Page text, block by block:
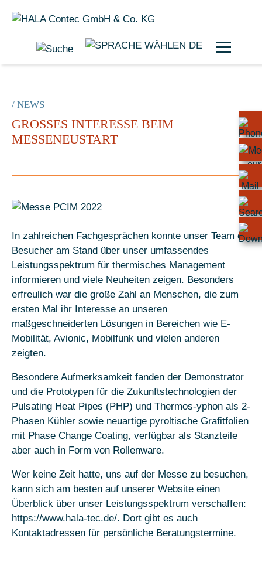
DE
/ NEWS
GROSSES INTERESSE BEIM M
ESSENEUSTART
In zahlreichen Fachgesprächen konnte unser Team die
Besucher am Stand über unser umfassendes
Leistungsspektrum für thermisches Management
informieren und viele Neuheiten zeigen. Besonders
erfreulich war die große Zahl an Menschen, die zum
ersten Mal ihr Interesse an unseren
maßgeschneiderten Lösungen in Bereichen wie E-
Mobilität, Avionic, Mobilfunk und vielen anderen
zeigten.
Besondere Aufmerksamkeit fanden der Demonstrator
und die Prototypen für die Zukunftstechnologien der
Pulsating Heat Pipes (PHP) und Thermos-yphon als 2-
Phasen Kühler sowie neuartige pyroltische Grafitfolien
mit Phase Change Coating, verfügbar als Stanzteile
aber auch in Form von Rollenware.
Wer keine Zeit hatte, uns auf der Messe zu besuchen,
kann sich am besten auf unserer Website einen
Überblick über unser Leistungsspektrum verschaffen:
https://www.hala-tec.de/. Dort gibt es auch
Kontaktadressen für persönliche Beratungstermine.